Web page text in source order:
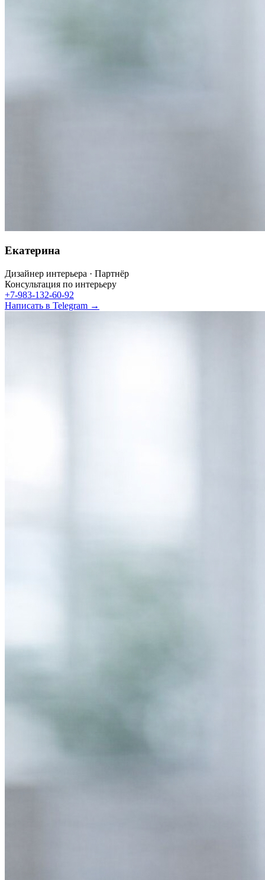
Екатерина
Дизайнер интерьера · Партнёр
Консультация по интерьеру
+7-983-132-60-92
Написать в Telegram →